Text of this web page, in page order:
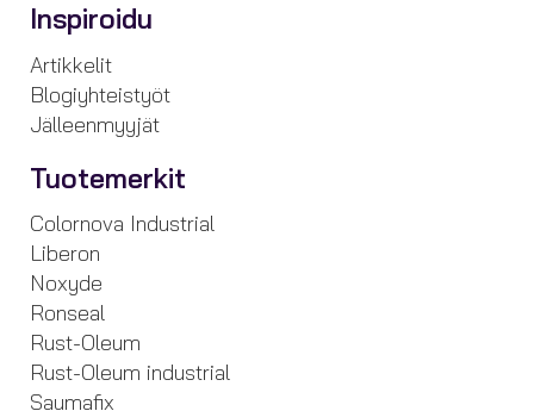
Inspiroidu
Artikkelit
Blogiyhteistyöt
Jälleenmyyjät
Tuotemerkit
Colornova Industrial
Liberon
Noxyde
Ronseal
Rust-Oleum
Rust-Oleum industrial
Saumafix